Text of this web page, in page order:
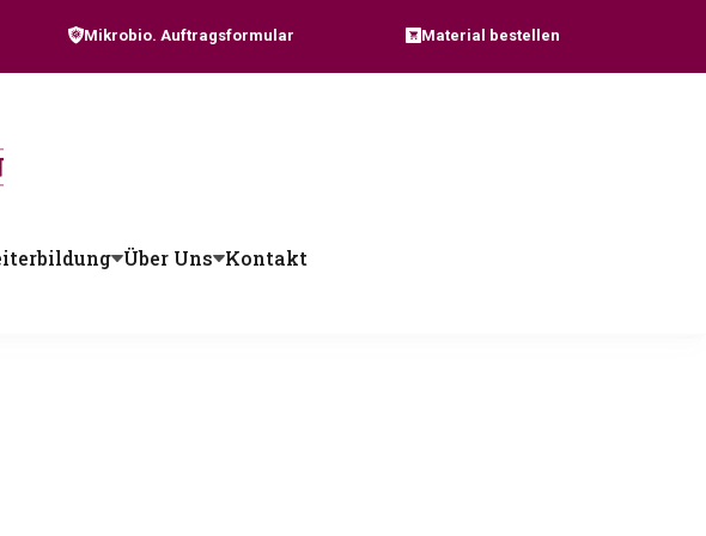
Mikrobio. Auftragsformular Material bestellen
Über Uns Kontakt